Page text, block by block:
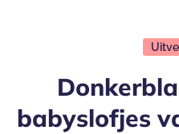
babyslofjes